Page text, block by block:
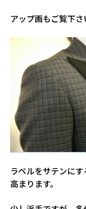
アップ画もご覧下さ
ラペルをサテンに
高まります。